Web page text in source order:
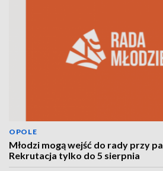
OPOLE
Młodzi mogą wejść do rady przy
Rekrutacja tylko do 5 sierpnia